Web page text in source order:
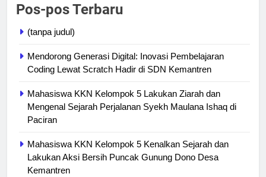
Pos-pos Terbaru
(tanpa judul)
Mendorong Generasi Digital: Inovasi Pembelajaran
Coding Lewat Scratch Hadir di SDN Kemantren
Mahasiswa KKN Kelompok 5 Lakukan Ziarah dan
Mengenal Sejarah Perjalanan Syekh Maulana Ishaq di
Paciran
Mahasiswa KKN Kelompok 5 Kenalkan Sejarah dan
Lakukan Aksi Bersih Puncak Gunung Dono Desa
Kemantren